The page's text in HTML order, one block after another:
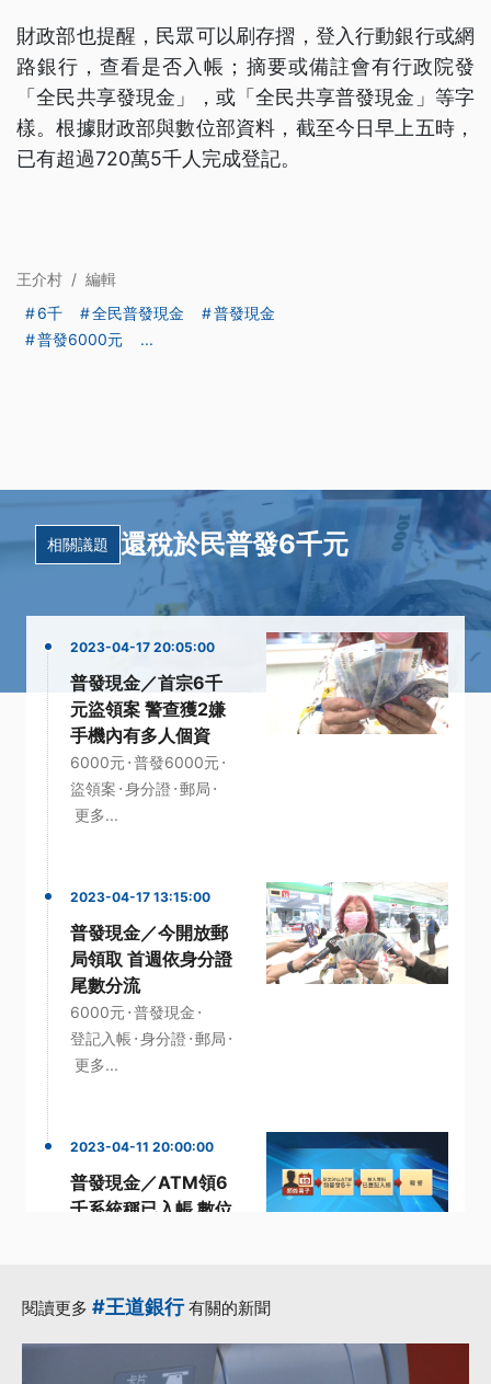
財政部也提醒，民眾可以刷存摺，登入行動銀行或網
路銀行，查看是否入帳；摘要或備註會有行政院發
「全民共享發現金」，或「全民共享普發現金」等字
樣。根據財政部與數位部資料，截至今日早上五時，
已有超過720萬5千人完成登記。
王介村 / 編輯
6千
全民普發現金
普發現金
普發6000元
...
相關議題 還稅於民普發6千元
2023-04-17 20:05:00
普發現金／首宗6千
元盜領案 警查獲2嫌
手機內有多人個資
6000元·普發6000元·
盜領案 ·身分證 ·郵局 ·
更多...
2023-04-17 13:15:00
普發現金／今開放郵
局領取 首週依身分證
尾數分流
6000元·普發現金 ·
登記入帳 ·身分證 ·郵局 ·
更多...
2023-04-11 20:00:00
普發現金／ATM領6
千系統稱已入帳 數位
數位部·登記·更多...
閱讀更多 #王道銀行有關的新聞